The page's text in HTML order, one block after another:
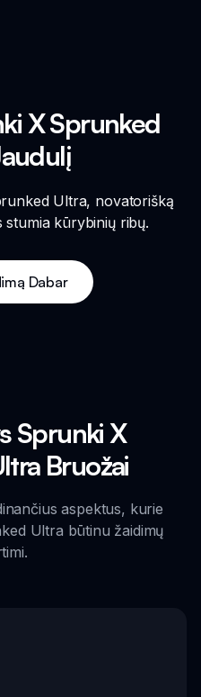
X Sprunked
Ultra, novatorišką
kūrybinių ribų.
Dabar
Sprunki X
Bruožai
aspektus, kurie
Ultra būtinu žaidimų